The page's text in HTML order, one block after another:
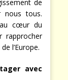
de
nous tous.
au cœur du
l’Europe.
avec